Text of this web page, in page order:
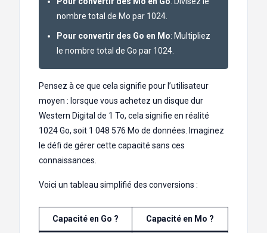
nombre total de Mo par 1024.
Pour convertir des Go en Mo: Multipliez
le nombre total de Go par 1024.
Pensez à ce que cela signifie pour l’utilisateur
moyen : lorsque vous achetez un disque dur
Western Digital de 1 To, cela signifie en réalité
1024 Go, soit 1 048 576 Mo de données. Imaginez
le défi de gérer cette capacité sans ces
connaissances.
Voici un tableau simplifié des conversions :
Capacité en Go ? Capacité en Mo ?